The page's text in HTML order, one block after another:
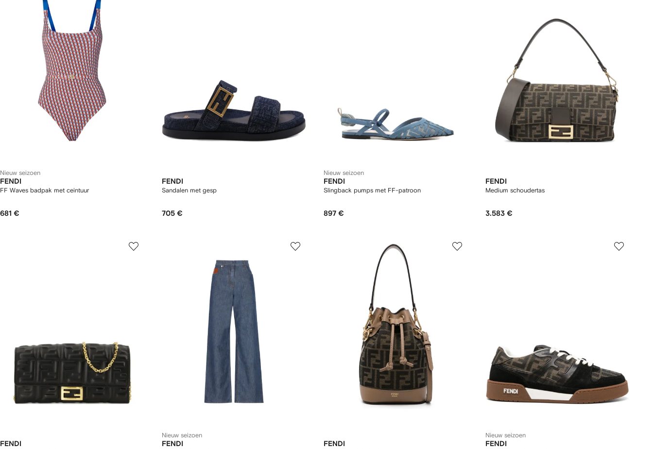
Nieuw seizoen
FENDI
FF Waves badpak met ceintuur
681 €
FENDI
Sandalen met gesp
705 €
Nieuw seizoen
FENDI
Slingback pumps met FF-patroon
897 €
FENDI
Medium schoudertas
3.583 €
FENDI
Nieuw seizoen
FENDI FENDI
Nieuw seizoen
FENDI